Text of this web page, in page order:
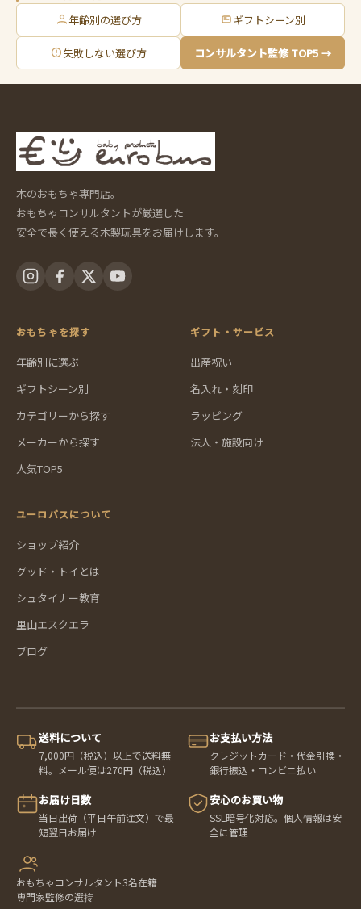
年齢別の選び方 ギフトシーン別
失敗しない選び方 コンサルタント監修 TOP5 →
木のおもちゃ専門店。
おもちゃコンサルタントが厳選した
安全で長く使える木製玩具をお届けします。
おもちゃを探す
年齢別に選ぶ
ギフトシーン別
カテゴリーから探す
メーカーから探す
人気TOP5
ギフト・サービス
出産祝い
名入れ・刻印
ラッピング
法人・施設向け
ユーロバスについて
ショップ紹介
グッド・トイとは
シュタイナー教育
里山エスクエラ
ブログ
送料について
7,000円（税込）以上で送料無
料。メール便は270円（税込）
お支払い方法
クレジットカード・代金引換・
銀行振込・コンビニ払い
お届け日数
当日出荷（平日午前注文）で最
短翌日お届け
安心のお買い物
SSL暗号化対応。個人情報は安
全に管理
おもちゃコンサルタント3名在籍
専門家監修の選抟